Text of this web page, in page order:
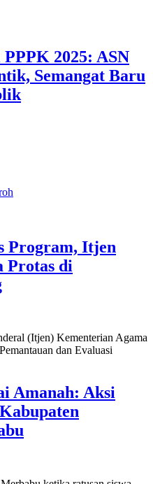
2025: ASN
Semangat Baru
Program, Itjen
Protas di
(Itjen) Kementerian Agama
dan Evaluasi
Amanah: Aksi